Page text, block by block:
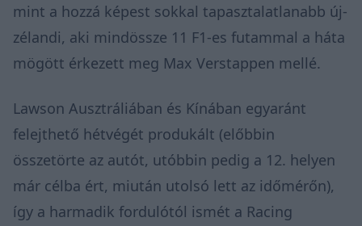
mint a hozzá képest sokkal tapasztalatlanabb új-
zélandi, aki mindössze 11 F1-es futammal a háta
mögött érkezett meg Max Verstappen mellé.
Lawson Ausztráliában és Kínában egyaránt
felejthető hétvégét produkált (előbbin
összetörte az autót, utóbbin pedig a 12. helyen
már célba ért, miután utolsó lett az időmérőn),
így a harmadik fordulótól ismét a Racing